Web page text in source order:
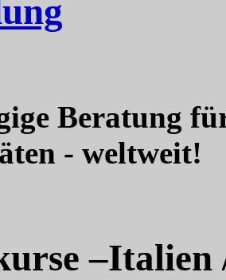
Beratung
- weltweit!
–Italien